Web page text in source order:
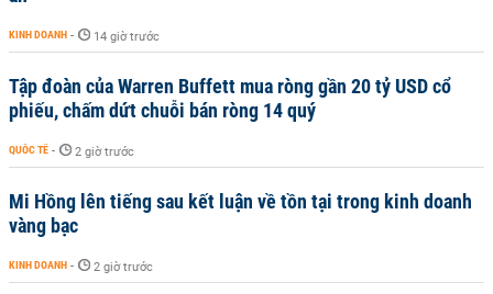
KINH DOANH - 14 giờ trước
Tập đoàn của Warren Buffett mua ròng gần 20 tỷ USD cổ
phiếu, chấm dứt chuỗi bán ròng 14 quý
QUỐC TẾ - 2 giờ trước
Mi Hồng lên tiếng sau kết luận về tồn tại trong kinh doanh
vàng bạc
KINH DOANH - 2 giờ trước